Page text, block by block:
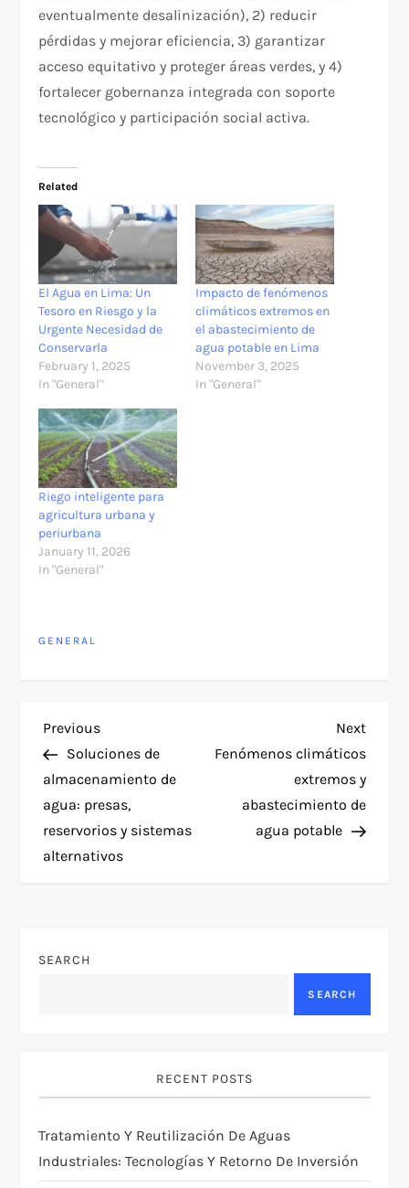
eventualmente desalinización), 2) reducir
pérdidas y mejorar eficiencia, 3) garantizar
acceso equitativo y proteger áreas verdes, y 4)
fortalecer gobernanza integrada con soporte
tecnológico y participación social activa.​
Related
El Agua en Lima: Un
Tesoro en Riesgo y la
Urgente Necesidad de
Conservarla
February 1, 2025
In "General"
Impacto de fenómenos
climáticos extremos en
el abastecimiento de
agua potable en Lima
November 3, 2025
In "General"
Riego inteligente para
agricultura urbana y
periurbana
January 11, 2026
In "General"
GENERAL
P
o
s
t
a
a
t
Previous
Post
Previous
Soluciones de
almacenamiento de
agua: presas,
reservorios y sistemas
alternativos
Next
Post
Next
Fenómenos climáticos
extremos y
abastecimiento de
agua potable
SEARCH
SEARCH
RECENT POSTS
Tratamiento Y Reutilización De Aguas
Industriales: Tecnologías Y Retorno De Inversión